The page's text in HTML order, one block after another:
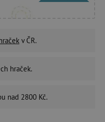
v ČR.
hraček.
nad 2800 Kč.